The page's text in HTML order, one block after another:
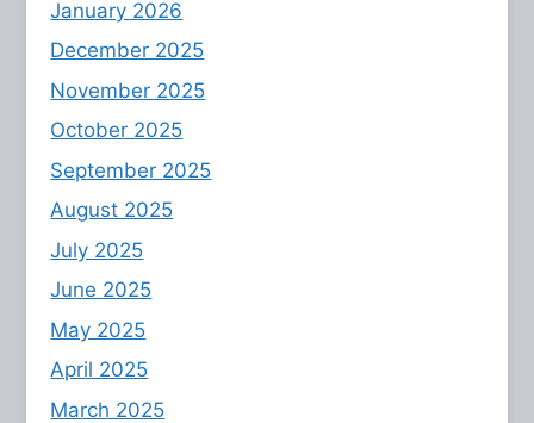
January 2026
December 2025
November 2025
October 2025
September 2025
August 2025
July 2025
June 2025
May 2025
April 2025
March 2025